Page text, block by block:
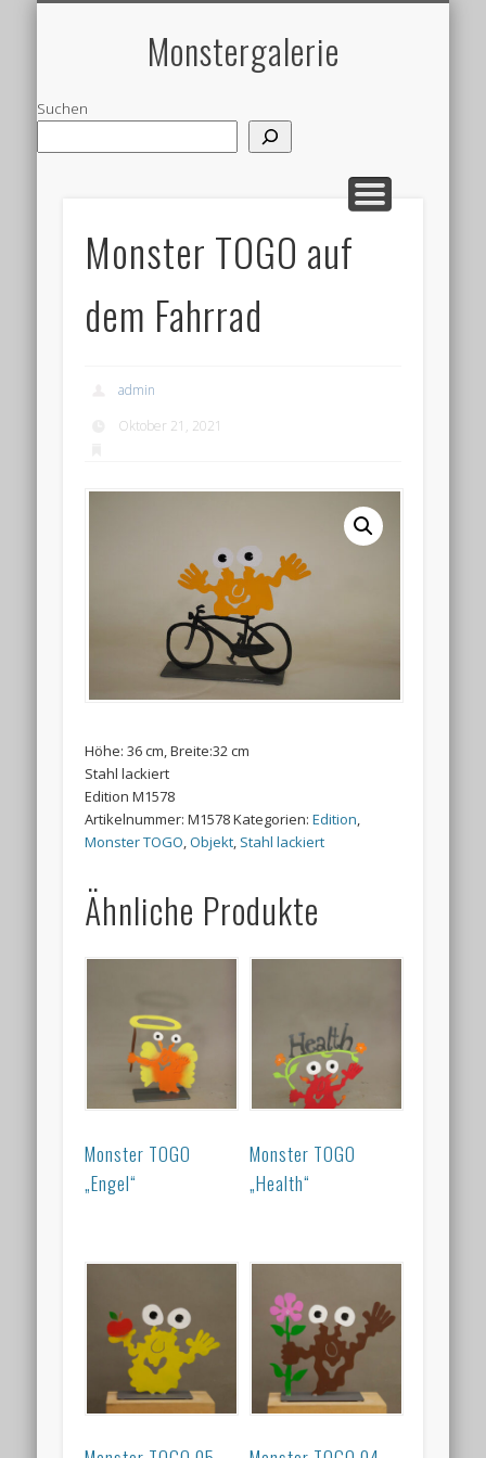
Monstergalerie
Suchen
Monster TOGO auf
dem Fahrrad
admin
Oktober 21, 2021
Höhe: 36 cm, Breite:32 cm
Stahl lackiert
Edition M1578
Artikelnummer:M1578Kategorien:Edition,
Monster TOGO,Objekt, Stahl lackiert
Ähnliche Produkte
Monster TOGO
„Engel“
Monster TOGO
„Health“